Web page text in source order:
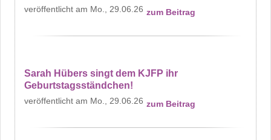
Mo., 29.06.26 zum Beitrag
Sarah Hübers singt dem KJFP ihr
Geburtstagsständchen!
Mo., 29.06.26 zum Beitrag